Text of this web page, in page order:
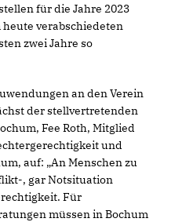
für die Jahre 2023
verabschiedeten
zwei Jahre so
an den Verein
der stellvertretenden
Fee Roth, Mitglied
und
auf: „An Menschen zu
, gar Notsituation
Für
müssen in Bochum